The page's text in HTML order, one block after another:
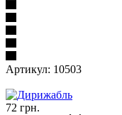
Артикул: 10503
72 грн.